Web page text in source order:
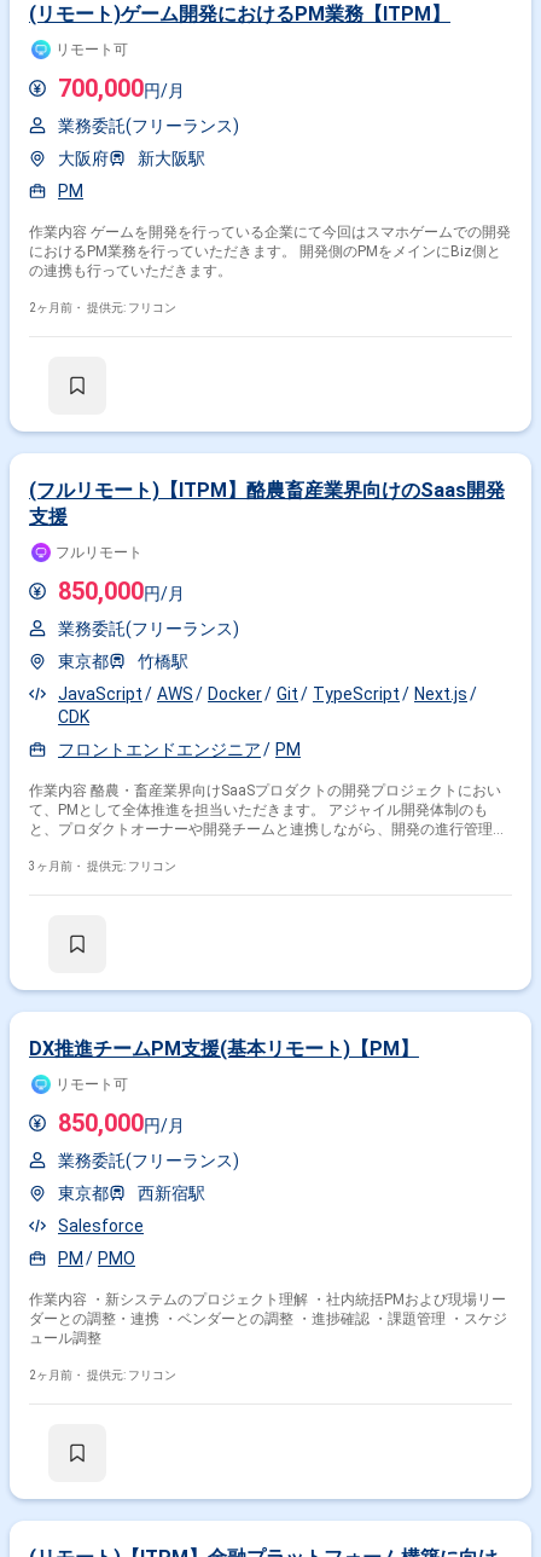
(リモート)ゲーム開発におけるPM業務【ITPM】
リモート可
700,000円/月
業務委託(フリーランス)
大阪府
新大阪駅
PM
作業内容 ゲームを開発を行っている企業にて今回はスマホゲームでの開発
におけるPM業務を行っていただきます。 開発側のPMをメインにBiz側と
の連携も行っていただきます。
2ヶ月前・ 提供元: フリコン
(フルリモート)【ITPM】酪農畜産業界向けのSaas開発
支援
フルリモート
850,000円/月
業務委託(フリーランス)
東京都
竹橋駅
JavaScript
AWS Docker Git TypeScript
Next.js
CDK
フロントエンドエンジニア
PM
作業内容 酪農・畜産業界向けSaaSプロダクトの開発プロジェクトにおい
て、PMとして全体推進を担当いただきます。 アジャイル開発体制のも
と、プロダクトオーナーや開発チームと連携しながら、開発の進行管理・
3ヶ月前・ 提供元: フリコン
DX推進チームPM支援(基本リモート)【PM】
リモート可
850,000円/月
業務委託(フリーランス)
東京都
西新宿駅
Salesforce
PM
PMO
作業内容 ・新システムのプロジェクト理解 ・社内統括PMおよび現場リー
ダーとの調整・連携 ・ベンダーとの調整 ・進捗確認 ・課題管理 ・スケジ
ュール調整
2ヶ月前・ 提供元: フリコン